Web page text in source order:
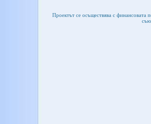
Проектът се осъществява с финансовата